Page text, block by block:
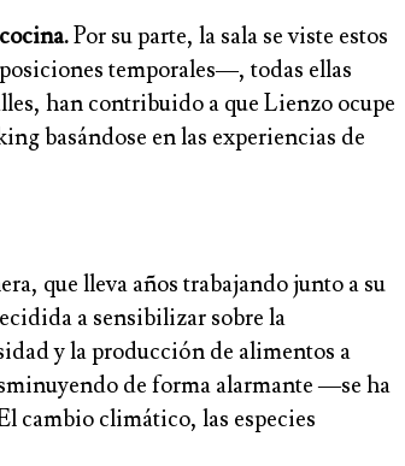
Por su parte, la sala se viste estos
temporales—, todas ellas
han contribuido a que Lienzo ocupe
basándose en las experiencias de
que lleva años trabajando junto a su
a sensibilizar sobre la
y la producción de alimentos a
de forma alarmante —se ha
cambio climático, las especies